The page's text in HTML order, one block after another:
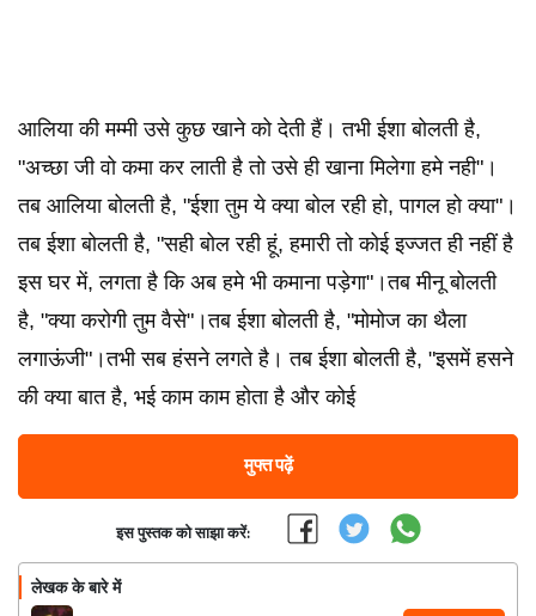
आलिया की मम्मी उसे कुछ खाने को देती हैं। तभी ईशा बोलती है,
"अच्छा जी वो कमा कर लाती है तो उसे ही खाना मिलेगा हमे नही"।
तब आलिया बोलती है, "ईशा तुम ये क्या बोल रही हो, पागल हो क्या"।
तब ईशा बोलती है, "सही बोल रही हूं, हमारी तो कोई इज्जत ही नहीं है
इस घर में, लगता है कि अब हमे भी कमाना पड़ेगा"।तब मीनू बोलती
है, "क्या करोगी तुम वैसे"।तब ईशा बोलती है, "मोमोज का थैला
लगाऊंजी"।तभी सब हंसने लगते है। तब ईशा बोलती है, "इसमें हसने
की क्या बात है, भई काम काम होता है और कोई
मुफ्त पढ़ें
इस पुस्तक को साझा करें:
लेखक के बारे में